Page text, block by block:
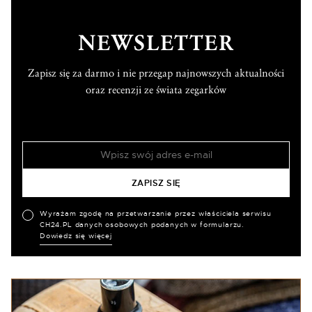
NEWSLETTER
Zapisz się za darmo i nie przegap najnowszych aktualności
oraz recenzji ze świata zegarków
Wyrażam zgodę na przetwarzanie przez właściciela serwisu
CH24.PL danych osobowych podanych w formularzu.
Dowiedz się więcej